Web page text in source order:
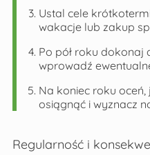
Ustal cele
wakacje lub zakup
Po pół roku dokonaj
wprowadź
Na koniec roku oceń,
osiągnąć i wyznacz
Regularność i